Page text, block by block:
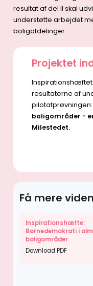
resultat af del II skal
understøtte arbejdet
boligafdelinger.
Projektet
resultaterne af
pilotafprøvningen:
boligområder -
Milestedet.
Få mere viden
Inspirationshæfte:
Børnedemokrati i
boligområder
Download PDF